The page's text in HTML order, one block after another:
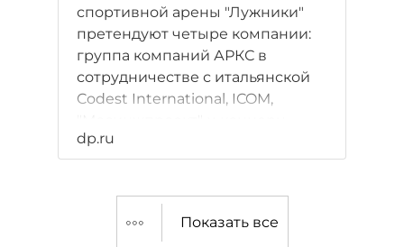
спортивной арены "Лужники"
претендуют четыре компании:
группа компаний АРКС в
сотрудничестве с итальянской
Codest International, ICOM,
"Монарх".
dp.ru
Показать все